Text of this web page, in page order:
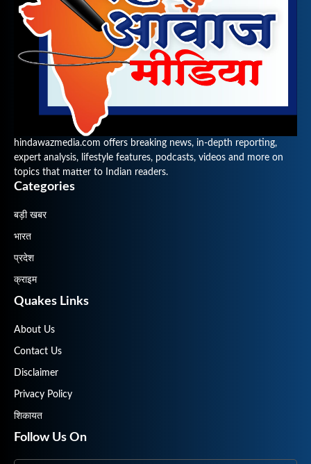
hindawazmedia.com offers breaking news, in-depth reporting,
expert analysis, lifestyle features, podcasts, videos and more on
topics that matter to Indian readers.
Categories
बड़ी खबर
भारत
प्रदेश
क्राइम
Quakes Links
About Us
Contact Us
Disclaimer
Privacy Policy
शिकायत
Follow Us On